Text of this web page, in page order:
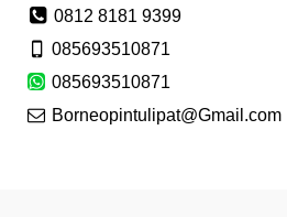
0812 8181 9399
085693510871
085693510871
Borneopintulipat@Gmail.com